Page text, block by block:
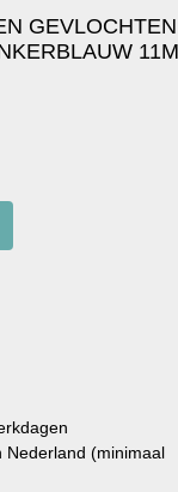
GEVLOCHTEN
Nederland (minimaal